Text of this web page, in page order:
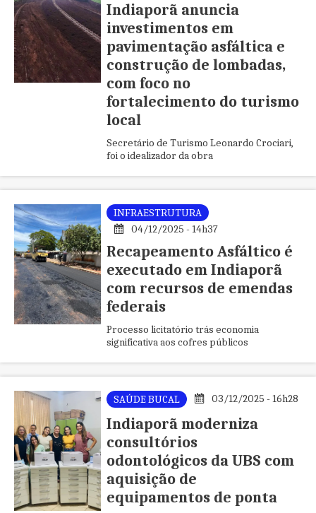
Indiaporã anuncia
investimentos em
pavimentação asfáltica e
construção de lombadas,
com foco no
fortalecimento do turismo
local
Secretário de Turismo Leonardo Crociari,
foi o idealizador da obra
INFRAESTRUTURA
04/12/2025 - 14h37
Recapeamento Asfáltico é
executado em Indiaporã
com recursos de emendas
federais
Processo licitatório trás economia
significativa aos cofres públicos
SAÚDE BUCAL 03/12/2025 - 16h28
Indiaporã moderniza
consultórios
odontológicos da UBS com
aquisição de
equipamentos de ponta